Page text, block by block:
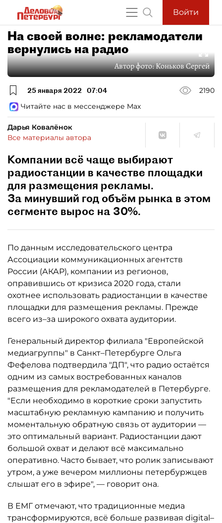
Войти
На своей волне: рекламодатели
вернулись на радио
Автор фото:Коньков Сергей
25 января 2022 07:04
2190
Читайте нас в мессенджере Max
Дарья Ковалёнок
Все материалы автора
Компании всё чаще выбирают
радиостанции в качестве площадки
для размещения рекламы.
За минувший год объём рынка в этом
сегменте вырос на 30%.
По данным исследовательского центра
Ассоциации коммуникационных агентств
России (АКАР), компании из регионов,
оправившись от кризиса 2020 года, стали
охотнее использовать радиостанции в качестве
площадки для размещения рекламы. Прежде
всего из–за широкого охвата аудитории.
Генеральный директор филиала "Европейской
медиагруппы" в Санкт–Петербурге Ольга
Фефелова подтвердила "ДП", что радио остаётся
одним из самых востребованных каналов
размещения для рекламодателей в Петербурге.
"Если необходимо в короткие сроки запустить
масштабную рекламную кампанию и получить
моментальную обратную связь от аудитории —
это оптимальный вариант. Радиостанции дают
большой охват и делают всё максимально
оперативно. Часто бывает, что ролик записывают
утром, а уже вечером миллионы петербуржцев
слышат его в эфире", — говорит она.
В ЕМГ отмечают, что традиционные медиа
трансформируются, всё больше развивая digital–